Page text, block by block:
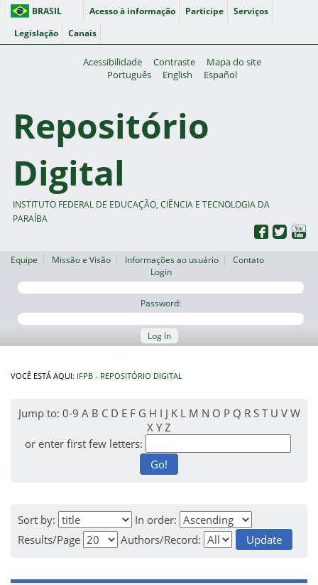
BRASIL Acesso à informação Participe
Serviços
Legislação
Canais
Acessibilidade Contraste
Mapa do site
Português
English Español
Repositório
Digital
INSTITUTO FEDERAL DE EDUCAÇÃO, CIÊNCIA E TECNOLOGIA DA
PARAÍBA
Equipe Missão e Visão Informações ao usuário
Contato
Login
Password:
Log In
VOCÊ ESTÁ AQUI: IFPB - REPOSITÓRIO DIGITAL
Jump to: 0-9 A B C D E F G H I J K L M N O P Q R S T U V W
X Y Z
or enter first few letters:
Sort by:
In order:
Results/Page
Authors/Record: